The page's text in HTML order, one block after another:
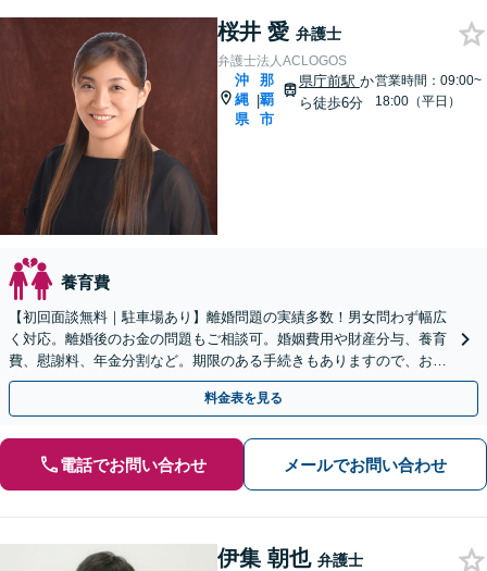
桜井 愛 弁護士
弁護士法人ACLOGOS
沖
縄
県
|
那
覇
市
県庁前駅 か
ら徒歩6分
営業時間：09:00~
18:00（平日）
養育費
【初回面談無料｜駐車場あり】離婚問題の実績多数！男女問わず幅広
く対応。離婚後のお金の問題もご相談可。婚姻費用や財産分与、養育
費、慰謝料、年金分割など。期限のある手続きもありますので、お早
めにご相談ください【WEB面談可】
料金表を見る
電話でお問い合わせ メールでお問い合わせ
伊集 朝也 弁護士